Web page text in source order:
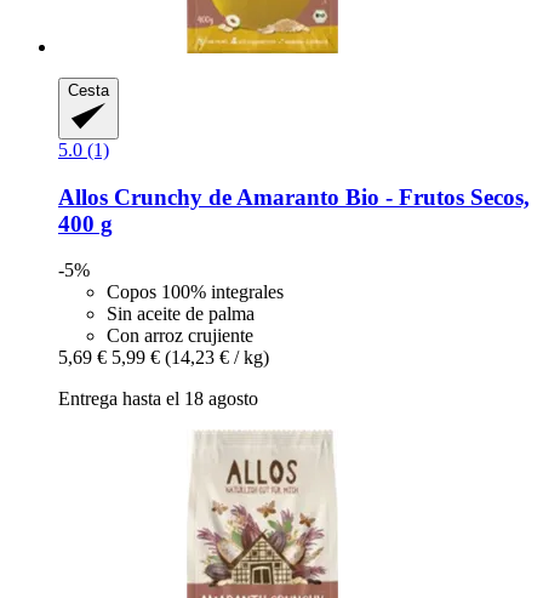
Cesta
5.0 (1)
Allos Crunchy de Amaranto Bio -​ Frutos Secos,
400 g
-5%
Copos 100% integrales
Sin aceite de palma
Con arroz crujiente
5,69 € 5,99 € (14,23 € / kg)
Entrega hasta el 18 agosto